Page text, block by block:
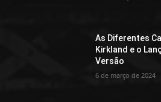
As Diferentes
Kirkland e o
Versão
6 de março de 2024